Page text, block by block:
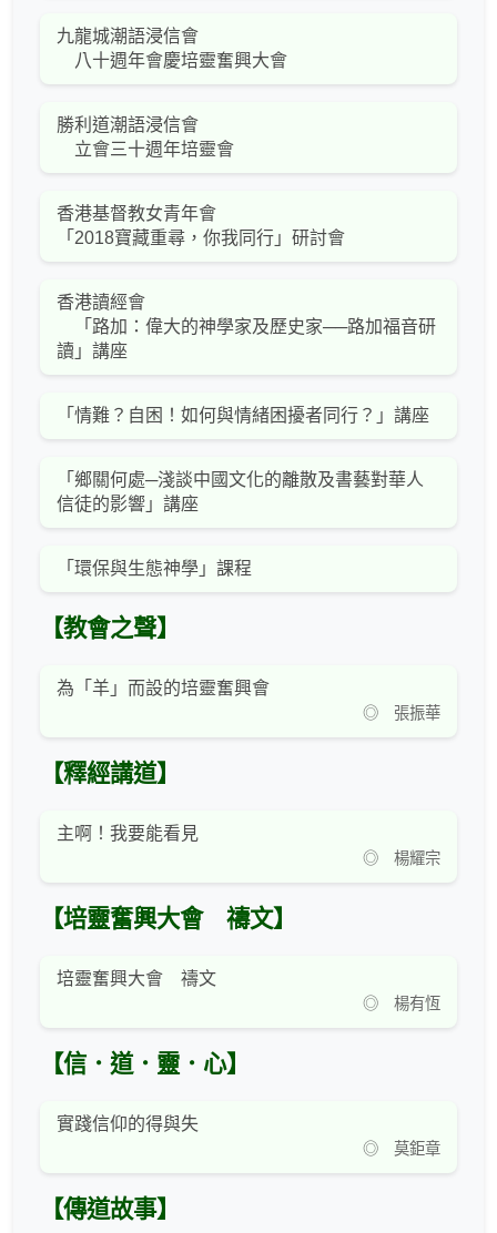
九龍城潮語浸信會
八十週年會慶培靈奮興大會
勝利道潮語浸信會
立會三十週年培靈會
香港基督教女青年會
「2018寶藏重尋，你我同行」研討會
香港讀經會
「路加：偉大的神學家及歷史家──路加福音研
讀」講座
「情難？自困！如何與情緒困擾者同行？」講座
「鄉關何處─淺談中國文化的離散及書藝對華人
信徒的影響」講座
「環保與生態神學」課程
【教會之聲】
為「羊」而設的培靈奮興會
◎ 張振華
【釋經講道】
主啊！我要能看見
◎ 楊耀宗
【培靈奮興大會 禱文】
培靈奮興大會 禱文
◎ 楊有恆
【信．道．靈．心】
實踐信仰的得與失
◎ 莫鉅章
【傳道故事】